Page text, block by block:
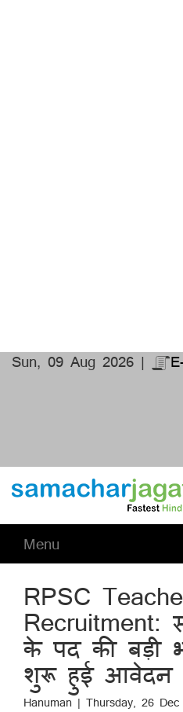
Sun, 09 Aug 2026 |
Menu
RPSC
Recruitment:
के पद की बड़ी
शुरू हुई आवेदन
Hanuman | Thursday, 26